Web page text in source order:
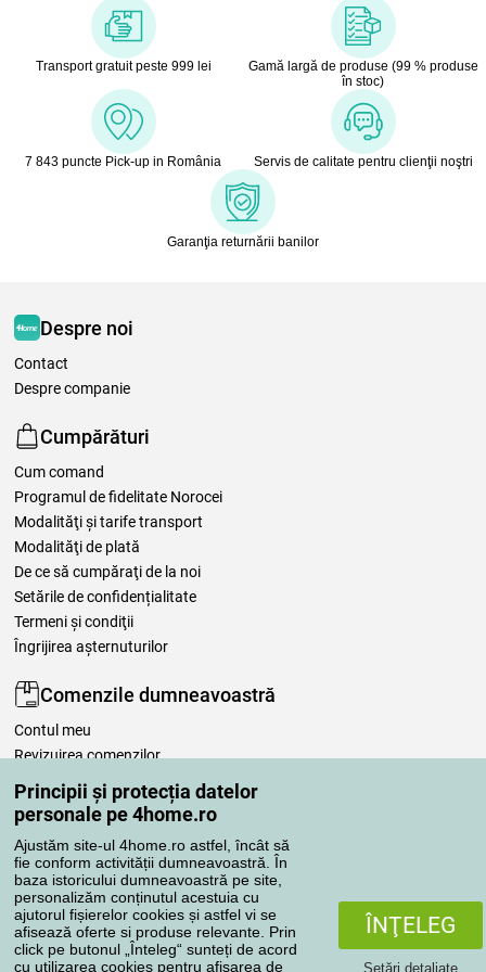
Principii și protecția datelor
personale pe 4home.ro
Ajustăm site-ul 4home.ro astfel, încât să
fie conform activității dumneavoastră. În
baza istoricului dumneavoastră pe site,
personalizăm conținutul acestuia cu
ajutorul fișierelor cookies și astfel vi se
afisează oferte si produse relevante. Prin
click pe butonul „Înteleg“ sunteți de acord
cu utilizarea cookies pentru afișarea de
ÎNŢELEG
Setări detaliate
Transport gratuit peste 999 lei
Gamă largă de produse (99 % produse
în stoc)
7 843 puncte Pick-up in România Servis de calitate pentru clienţii noştri
Garanţia returnării banilor
Despre noi
Contact
Despre companie
Cumpărături
Cum comand
Programul de fidelitate Norocei
Modalităţi şi tarife transport
Modalităţi de plată
De ce să cumpăraţi de la noi
Setările de confidențialitate
Termeni şi condiţii
Îngrijirea așternuturilor
Comenzile dumneavoastră
Contul meu
Revizuirea comenzilor
Reclamaţii
Retragere de la contract
Regulile de procesare a recenziilor
Metode de transport
Metode de plată